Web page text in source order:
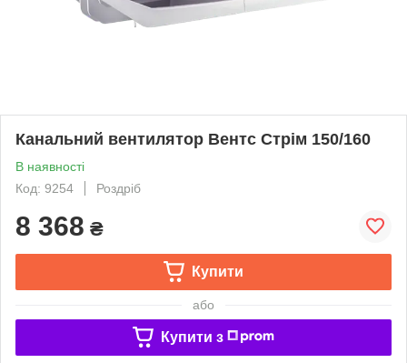
Канальний вентилятор Вентс Стрім 150/160
В наявності
Код: 9254
Роздріб
8 368 ₴
Купити
або
Купити з